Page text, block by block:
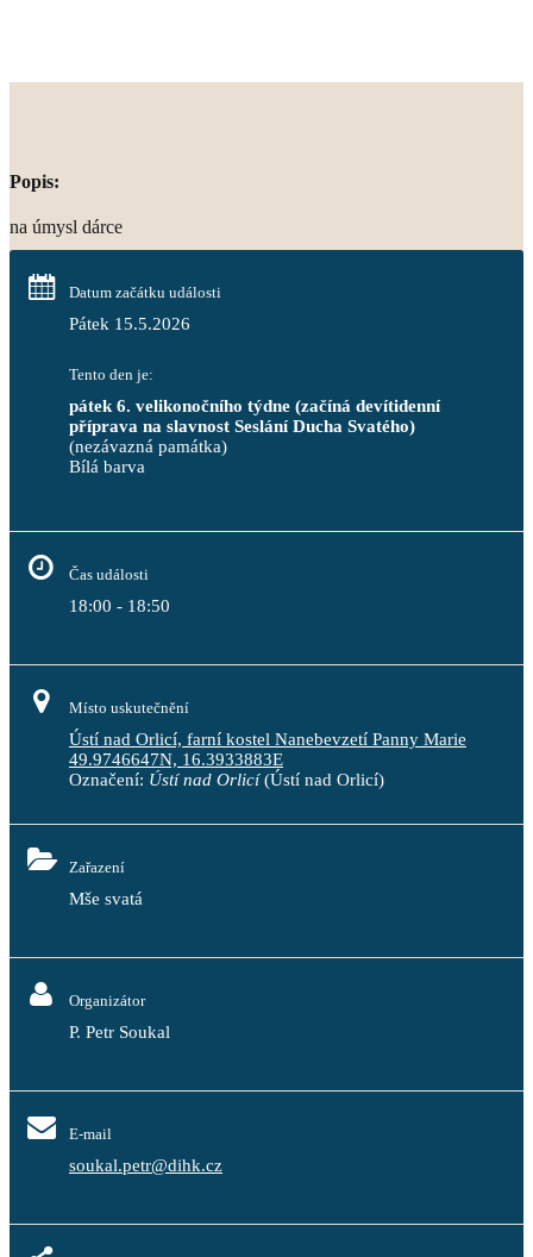
Popis:
na úmysl dárce
Datum začátku události
Pátek 15.5.2026
Tento den je:
pátek 6. velikonočního týdne (začíná devítidenní
příprava na slavnost Seslání Ducha Svatého)
(nezávazná památka)
Bílá barva
Čas události
18:00 - 18:50
Místo uskutečnění
Ústí nad Orlicí, farní kostel Nanebevzetí Panny Marie
49.9746647N, 16.3933883E
Označení: Ústí nad Orlicí(Ústí nad Orlicí)
Zařazení
Mše svatá
Organizátor
P. Petr Soukal
E-mail
soukal.petr@dihk.cz